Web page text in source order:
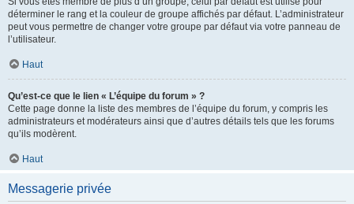
déterminer le rang et la couleur de groupe affichés par défaut. L’administrateur
peut vous permettre de changer votre groupe par défaut via votre panneau de
l’utilisateur.
Haut
Qu’est-ce que le lien « L’équipe du forum » ?
Cette page donne la liste des membres de l’équipe du forum, y compris les
administrateurs et modérateurs ainsi que d’autres détails tels que les forums
qu’ils modèrent.
Haut
Messagerie privée